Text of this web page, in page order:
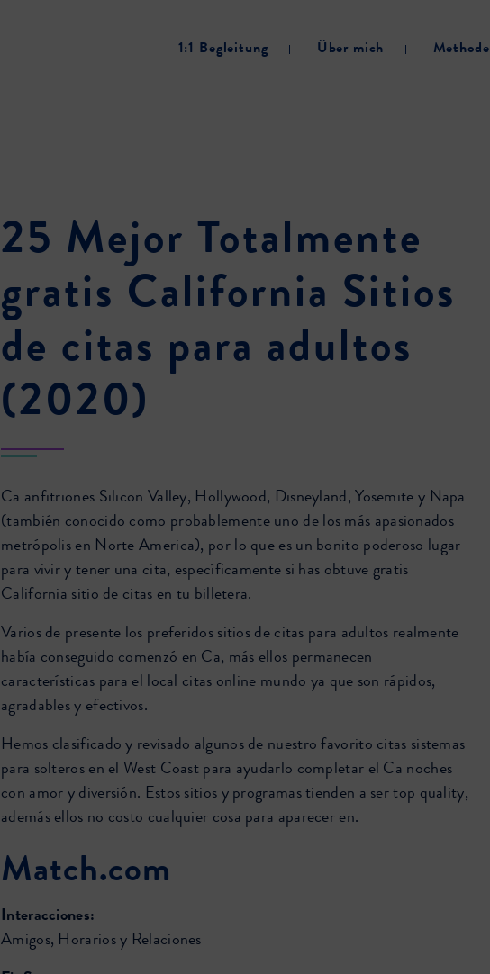
1:1 Begleitung Über mich Methode
25 Mejor Totalmente
gratis California Sitios
de citas para adultos
(2020)
Ca anfitriones Silicon Valley, Hollywood, Disneyland, Yosemite y Napa
(también conocido como probablemente uno de los más apasionados
metrópolis en Norte America), por lo que es un bonito poderoso lugar
para vivir y tener una cita, específicamente si has obtuve gratis
California sitio de citas en tu billetera.
Varios de presente los preferidos sitios de citas para adultos realmente
había conseguido comenzó en Ca, más ellos permanecen
características para el local citas online mundo ya que son rápidos,
agradables y efectivos.
Hemos clasificado y revisado algunos de nuestro favorito citas sistemas
para solteros en el West Coast para ayudarlo completar el Ca noches
con amor y diversión. Estos sitios y programas tienden a ser top quality,
además ellos no costo cualquier cosa para aparecer en.
Match.com
Interacciones:
Amigos, Horarios y Relaciones